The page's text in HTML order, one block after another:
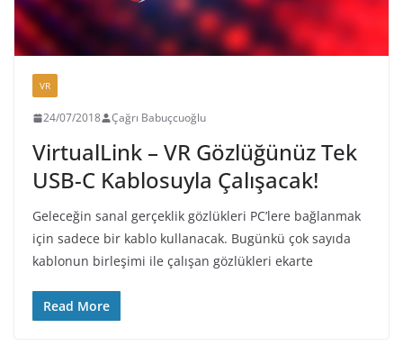
VR
24/07/2018 Çağrı Babuçcuoğlu
VirtualLink – VR Gözlüğünüz Tek
USB-C Kablosuyla Çalışacak!
Geleceğin sanal gerçeklik gözlükleri PC’lere bağlanmak
için sadece bir kablo kullanacak. Bugünkü çok sayıda
kablonun birleşimi ile çalışan gözlükleri ekarte
Read More